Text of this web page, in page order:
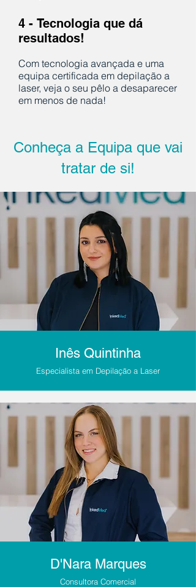
4 - Tecnologia que dá
resultados!
Com tecnologia avançada e uma
equipa certificada em depilação a
laser, veja o seu pêlo a desaparecer
em menos de nada!
Conheça a Equipa que vai
tratar de si!
Inês Quintinha
Especialista em Depilação a Laser
D'Nara Marques
Consultora Comercial